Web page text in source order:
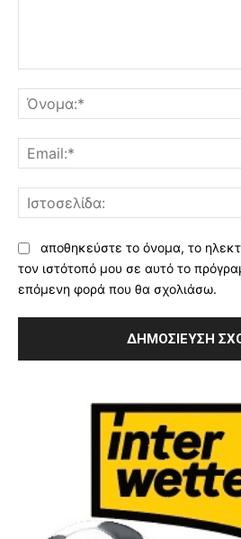
αποθηκεύστε το όνομα, το
τον ιστότοπό μου σε αυτό το
επόμενη φορά που θα σχολιάσω.